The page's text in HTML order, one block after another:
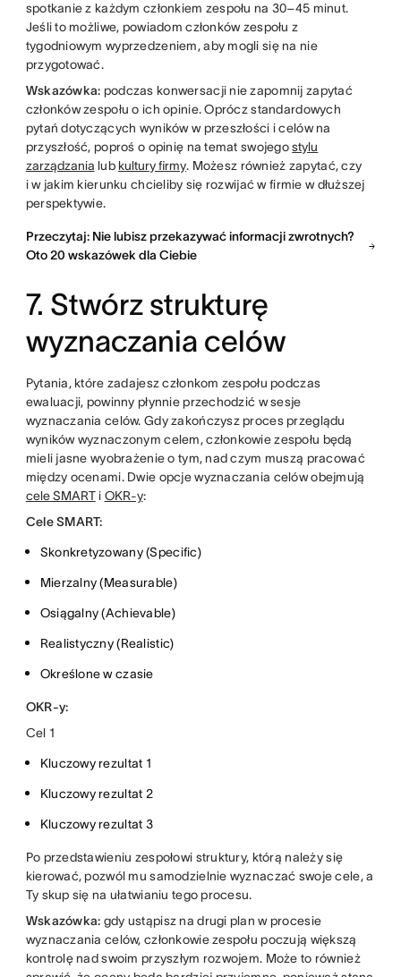
spotkanie z każdym członkiem zespołu na 30–45 minut.
Jeśli to możliwe, powiadom członków zespołu z
tygodniowym wyprzedzeniem, aby mogli się na nie
przygotować.
Wskazówka: podczas konwersacji nie zapomnij zapytać
członków zespołu o ich opinie. Oprócz standardowych
pytań dotyczących wyników w przeszłości i celów na
przyszłość, poproś o opinię na temat swojegostylu
zarządzania lub kultury firmy. Możesz również zapytać, czy
i w jakim kierunku chcieliby się rozwijać w firmie w dłuższej
perspektywie.
Przeczytaj: Nie lubisz przekazywać informacji zwrotnych?
Oto 20 wskazówek dla Ciebie
7. Stwórz strukturę
wyznaczania celów
Pytania, które zadajesz członkom zespołu podczas
ewaluacji, powinny płynnie przechodzić w sesje
wyznaczania celów. Gdy zakończysz proces przeglądu
wyników wyznaczonym celem, członkowie zespołu będą
mieli jasne wyobrażenie o tym, nad czym muszą pracować
między ocenami. Dwie opcje wyznaczania celów obejmują
cele SMARTi OKR-y:
Cele SMART:
Skonkretyzowany (Specific)
Mierzalny (Measurable)
Osiągalny (Achievable)
Realistyczny (Realistic)
Określone w czasie
OKR-y:
Cel 1
Kluczowy rezultat 1
Kluczowy rezultat 2
Kluczowy rezultat 3
Po przedstawieniu zespołowi struktury, którą należy się
kierować, pozwól mu samodzielnie wyznaczać swoje cele, a
Ty skup się na ułatwianiu tego procesu.
Wskazówka: gdy ustąpisz na drugi plan w procesie
wyznaczania celów, członkowie zespołu poczują większą
kontrolę nad swoim przyszłym rozwojem. Może to również